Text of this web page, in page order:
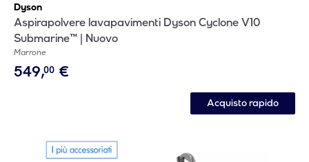
Dyson
Aspirapolvere lavapavimenti Dyson Cyclone V10
Submarine™ | Nuovo
Marrone
549,00 €
Acquisto rapido